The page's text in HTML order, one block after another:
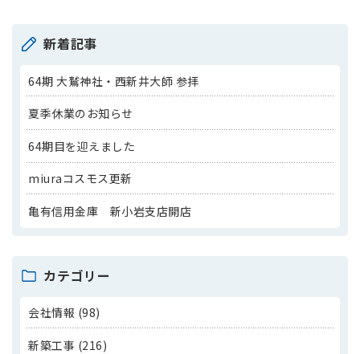
新着記事
64期 大鷲神社・西新井大師 参拝
夏季休業のお知らせ
64期目を迎えました
miuraコスモス更新
亀有信用金庫 新小岩支店開店
カテゴリー
会社情報 (98)
新築工事 (216)